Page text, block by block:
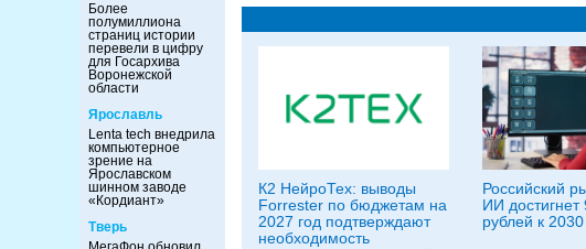
Более
полумиллиона
страниц истории
перевели в цифру
для Госархива
Воронежской
области
Ярославль
Lenta tech внедрила
компьютерное
зрение на
Ярославском
шинном заводе
«Кордиант»
Тверь
К2 НейроТех: выводы
Forrester по бюджетам на
2027 год подтверждают
необходимость
Российский
ИИ
рублей к 2030